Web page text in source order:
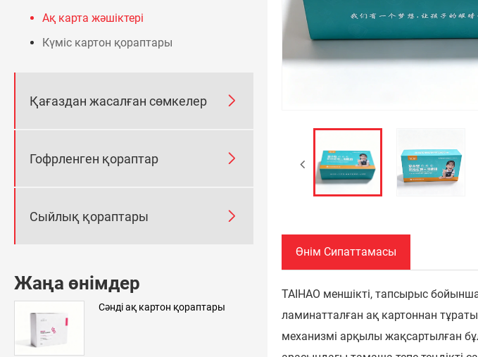
Ақ карта жәшіктері
Күміс картон қораптары
Қағаздан жасалған сөмкелер 
Гофрленген қораптар 
Сыйлық қораптары 
Жаңа өнімдер
Сәнді ақ картон қораптары
Өнім Сипаттамасы
TAIHAO меншікті, тапсырыс
ламинатталған ақ картоннан
механизмі арқылы жақсартылған